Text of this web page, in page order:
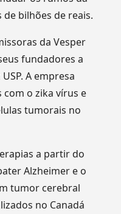
bilhões de reais.
da Vesper
fundadores a
A empresa
o zika vírus e
tumorais no
a partir do
Alzheimer e o
tumor cerebral
no Canadá